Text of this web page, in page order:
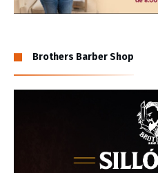
Brothers Barber Shop